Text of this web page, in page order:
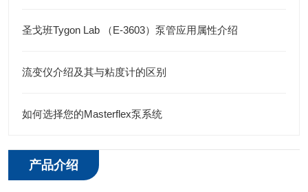
圣戈班Tygon Lab （E-3603）泵管应用属性介绍
流变仪介绍及其与粘度计的区别
如何选择您的Masterflex泵系统
产品介绍